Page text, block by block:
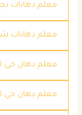
معلم دهانات
معلم دهانات
معلم دهان حي
معلم دهان حي